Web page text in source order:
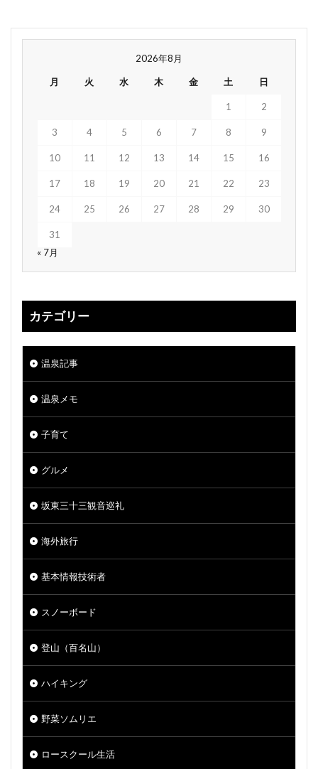
2026年8月
月 火 水 木 金 土 日
1 2
3 4 5 6 7 8 9
10 11 12 13 14 15 16
17 18 19 20 21 22 23
24 25 26 27 28 29 30
31
« 7月
カテゴリー
温泉記事
温泉メモ
子育て
グルメ
坂東三十三観音巡礼
海外旅行
基本情報技術者
スノーボード
登山（百名山）
ハイキング
野菜ソムリエ
ロースクール生活